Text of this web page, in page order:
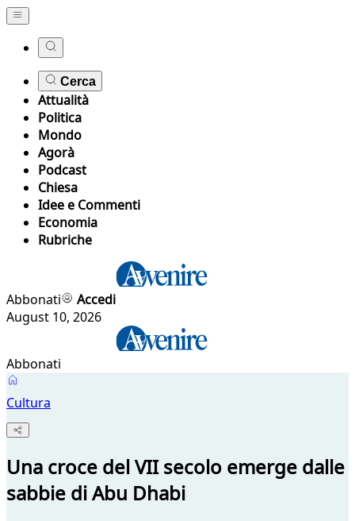
Cerca
Attualità
Politica
Mondo
Agorà
Podcast
Chiesa
Idee e Commenti
Economia
Rubriche
Abbonati
Accedi
August 10, 2026
Abbonati
Cultura
Una croce del VII secolo emerge dalle
sabbie di Abu Dhabi